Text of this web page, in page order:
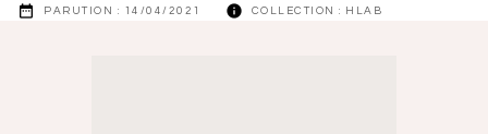
date_range PARUTION : 14/04/2021 info COLLECTION : HLAB